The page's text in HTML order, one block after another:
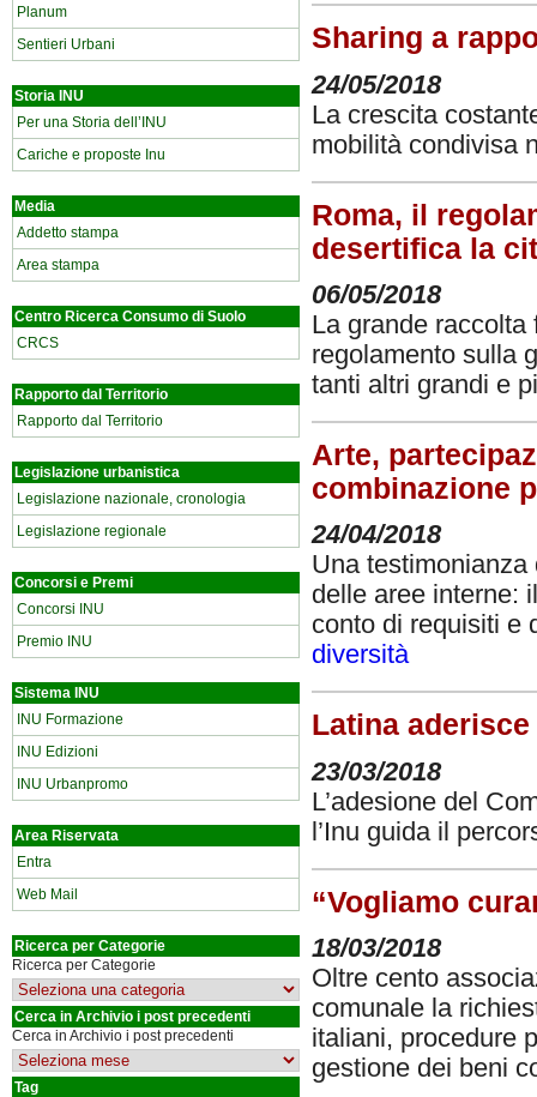
Planum
Sentieri Urbani
Storia INU
Per una Storia dell’INU
Cariche e proposte Inu
Media
Addetto stampa
Area stampa
Centro Ricerca Consumo di Suolo
CRCS
Rapporto dal Territorio
Rapporto dal Territorio
Legislazione urbanistica
Legislazione nazionale, cronologia
Legislazione regionale
Concorsi e Premi
Concorsi INU
Premio INU
Sistema INU
INU Formazione
INU Edizioni
INU Urbanpromo
Area Riservata
Entra
Web Mail
Ricerca per Categorie
Ricerca per Categorie
Cerca in Archivio i post precedenti
Cerca in Archivio i post precedenti
Tag
Sharing a
24/05/2018
La crescita
mobilità condivisa
Roma, il
desertifica la
06/05/2018
La grande
regolamento sulla
tanti altri grandi e
Arte,
combinazione
24/04/2018
Una
delle aree interne:
conto di requisiti e
diversità
Latina
23/03/2018
L’adesione del
l’Inu guida il
“Vogliamo
18/03/2018
Oltre cento
comunale la
italiani, procedure
gestione dei beni